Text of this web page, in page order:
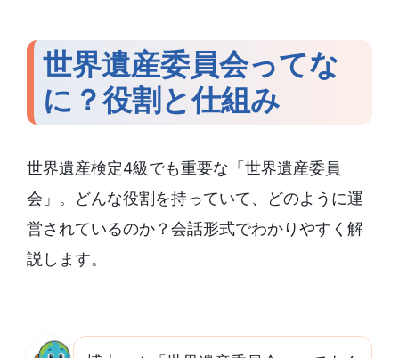
世界遺産委員会ってな
に？役割と仕組み
世界遺産検定4級でも重要な「世界遺産委員
会」。どんな役割を持っていて、どのように運
営されているのか？会話形式でわかりやすく解
説します。